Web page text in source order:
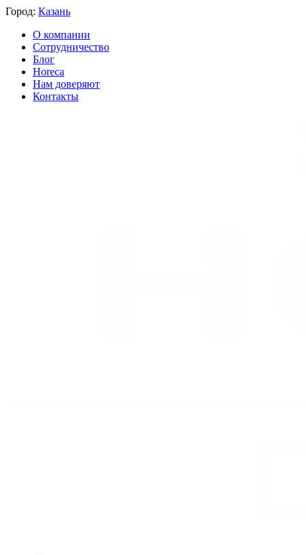
Город: Казань
О компании
Сотрудничество
Блог
Horeca
Нам доверяют
Контакты